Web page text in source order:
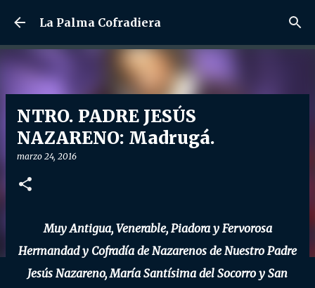
Ir al contenido principal
La Palma Cofradiera
NTRO. PADRE JESÚS
NAZARENO: Madrugá.
marzo 24, 2016
Muy Antigua, Venerable, Piadora y Fervorosa
Hermandad y Cofradía de Nazarenos de Nuestro Padre
Jesús Nazareno, María Santísima del Socorro y San